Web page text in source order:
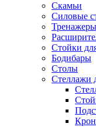
Скамьи
Силовые
Стойки
Бодибары
Столы
Стеллажи